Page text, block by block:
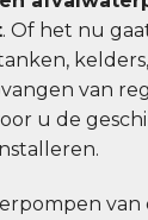
. Of het nu
van
u de
van